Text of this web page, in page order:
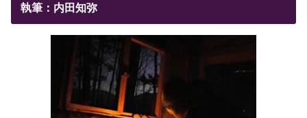
執筆：内田知弥